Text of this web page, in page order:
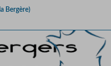
Bergère)